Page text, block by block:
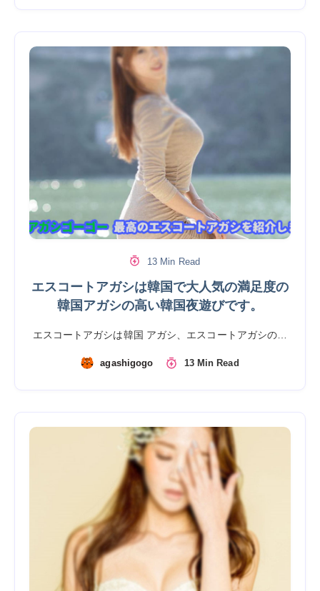
13 Min Read
エスコートアガシは韓国で大人気の満足度の
韓国アガシの高い韓国夜遊びです。
エスコートアガシは韓国 アガシ、エスコートアガシの…
agashigogo 13 Min Read